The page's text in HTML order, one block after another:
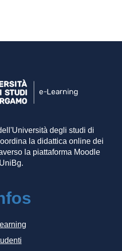
degli studi di
la didattica online dei
la piattaforma Moodle
UniBg.